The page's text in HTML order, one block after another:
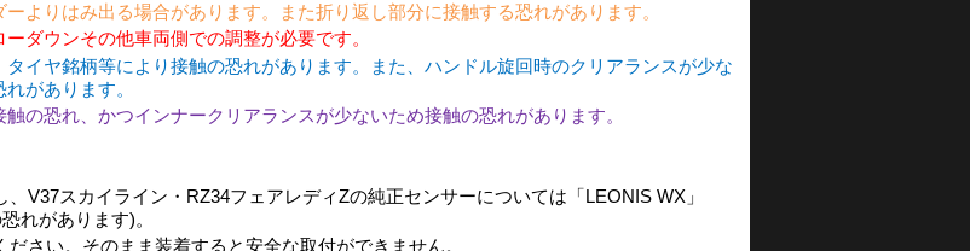
よりはみ出る場合があります。また折り返し部分に接触する恐れがあります。
ダウンその他車両側での調整が必要です。
イヤ銘柄等により接触の恐れがあります。また、ハンドル旋回時のクリアランスが少な
があります。
の恐れ、かつインナークリアランスが少ないため接触の恐れがあります。
V37スカイライン・RZ34フェアレディZの純正センサーについては「LEONIS WX」
れがあります)。
さい。そのまま装着すると安全な取付ができません。